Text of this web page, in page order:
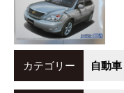
カテゴリー 自動車